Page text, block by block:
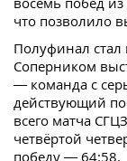
что позволило
Полуфинал стал
Соперником
— команда с
действующий
всего матча
четвёртой
победу — 64:58.